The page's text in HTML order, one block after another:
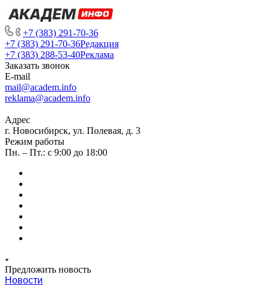
+7 (383) 291-70-36
+7 (383) 291-70-36Редакция
+7 (383) 288-53-40Реклама
Заказать звонок
E-mail
mail@academ.info
reklama@academ.info
Адрес
г. Новосибирск, ул. Полевая, д. 3
Режим работы
Пн. – Пт.: с 9:00 до 18:00
Предложить новость
Новости